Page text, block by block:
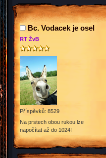
Bc. Vodacek je osel
RT ŽvB
Příspěvků: 8529
Na prstech obou rukou lze
napočítat až do 1024!